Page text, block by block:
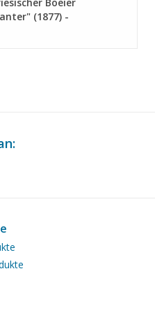
(1877) -
Maßstab 1 : 15